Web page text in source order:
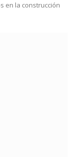
en la construcción